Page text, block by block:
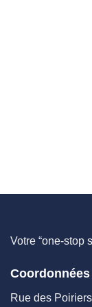
Votre “one-stop
Coordonnées
Rue des